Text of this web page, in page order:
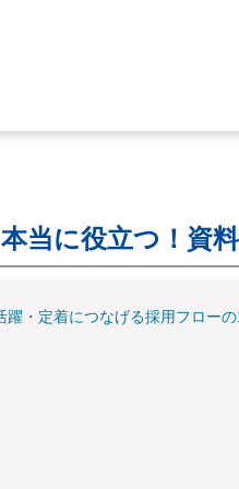
本当に役立つ！資